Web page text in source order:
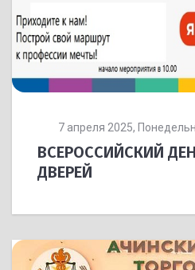
7 апреля 2025,
ВСЕРОССИЙСКИЙ
ДВЕРЕЙ